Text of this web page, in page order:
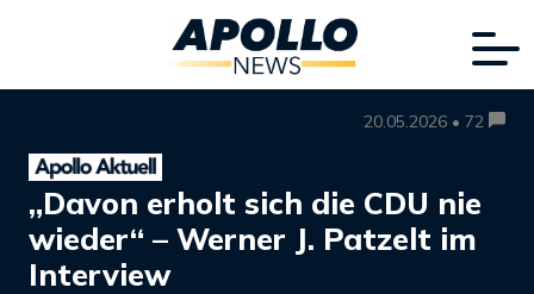
20.05.2026 • 72
„Davon erholt sich die CDU nie
wieder“ – Werner J. Patzelt im
Interview